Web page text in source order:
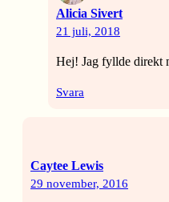
Alicia Sivert
21 juli, 2018
Hej! Jag fyllde direkt
Svara
Caytee Lewis
29 november, 2016